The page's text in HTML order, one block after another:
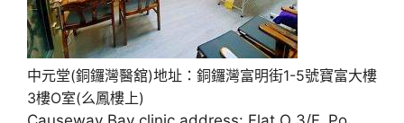
中元堂(銅鑼灣醫舘)地址：銅鑼灣富明街1-5號寶富大樓
3樓O室(么鳳樓上)